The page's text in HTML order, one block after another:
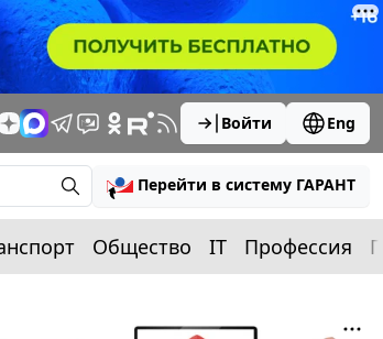
Войти Eng
Перейти в систему ГАРАНТ
Общество IT Профессия